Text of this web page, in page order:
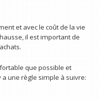
et avec le coût de la vie
il est important de
que possible et
une règle simple à suivre: